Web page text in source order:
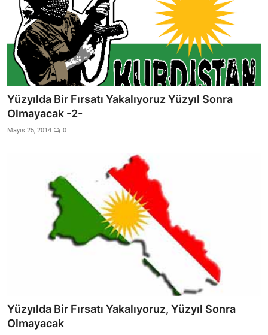
Yüzyılda Bir Fırsatı Yakalıyoruz Yüzyıl Sonra
Olmayacak -2-
Mayıs 25, 2014 0
Yüzyılda Bir Fırsatı Yakalıyoruz, Yüzyıl Sonra
Olmayacak